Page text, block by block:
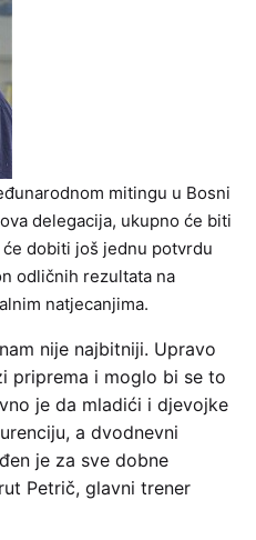
mitingu u Bosni
delegacija, ukupno će biti
dobiti još jednu potvrdu
odličnih rezultata na
natjecanjima.
nije najbitniji. Upravo
priprema i moglo bi se to
je da mladići i djevojke
a dvodnevni
je za sve dobne
Petrič, glavni trener